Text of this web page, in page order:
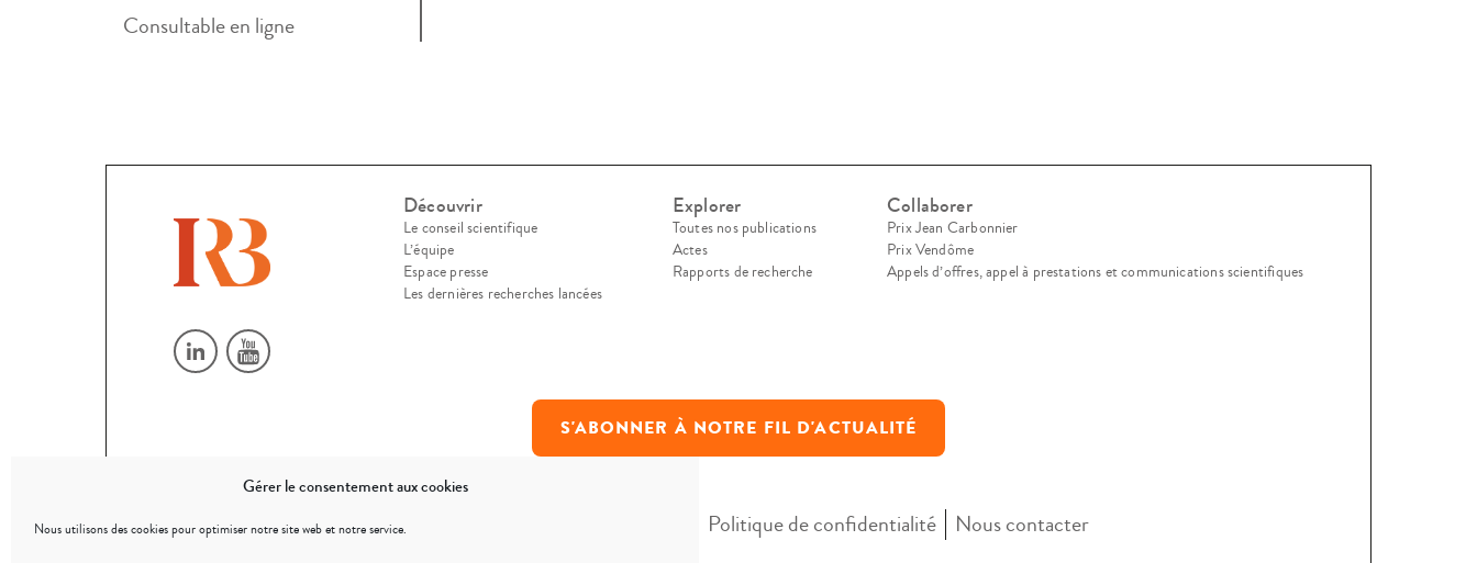
Gérer le consentement aux cookies
Nous utilisons des cookies pour optimiser notre site web et notre service.
Consultable en ligne
Découvrir
Le conseil scientifique
L’équipe
Espace presse
Les dernières recherches lancées
Explorer
Toutes nos publications
Actes
Rapports de recherche
Collaborer
Prix Jean Carbonnier
Prix Vendôme
Appels d’offres, appel à prestations et communications scientifiques
S'ABONNER À NOTRE FIL D'ACTUALITÉ
© 2026 Politique de confidentialité Nous contacter